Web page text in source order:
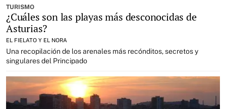
TURISMO
¿Cuáles son las playas más desconocidas de
Asturias?
EL FIELATO Y EL NORA
Una recopilación de los arenales más recónditos, secretos y
singulares del Principado